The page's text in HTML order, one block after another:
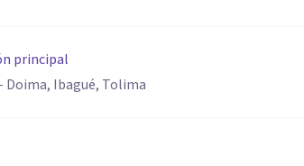
principal
Doima, Ibagué, Tolima